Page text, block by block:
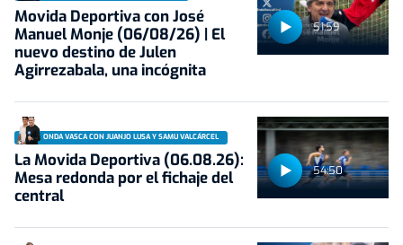
51:59
Movida Deportiva con José
Manuel Monje (06/08/26) | El
nuevo destino de Julen
Agirrezabala, una incógnita
54:50
ONDA VASCA CON JUANJO LUSA Y SAMU VALCÁRCEL
La Movida Deportiva (06.08.26):
Mesa redonda por el fichaje del
central